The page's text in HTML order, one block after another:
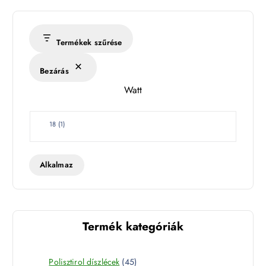
Termékek szűrése
Bezárás
Watt
W
t
18 (1)
Alkalmaz
Termék kategóriák
Polisztirol díszlécek 454